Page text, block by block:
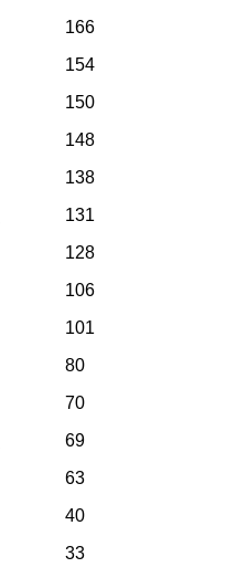
166
154
150
148
138
131
128
106
101
80
70
69
63
40
33